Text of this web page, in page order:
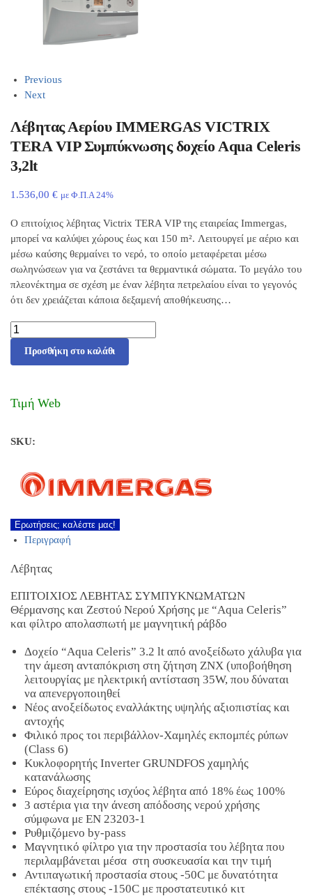
Previous
Next
Λέβητας Αερίου IMMERGAS VICTRIX
TERA VIP Συμπύκνωσης δοχείο Αqua Celeris
3,2lt
1.536,00 € με Φ.Π.Α 24%
Ο επιτοίχιος λέβητας Victrix TERA VIP της εταιρείας Immergas,
μπορεί να καλύψει χώρους έως και 150 m². Λειτουργεί με αέριο και
μέσω καύσης θερμαίνει το νερό, το οποίο μεταφέρεται μέσω
σωληνώσεων για να ζεστάνει τα θερμαντικά σώματα. Το μεγάλο του
πλεονέκτημα σε σχέση με έναν λέβητα πετρελαίου είναι το γεγονός
ότι δεν χρειάζεται κάποια δεξαμενή αποθήκευσης…
Προσθήκη στο καλάθι
Τιμή Web
SKU:
Ερωτήσεις; καλέστε μας!
Περιγραφή
Λέβητας
EΠΙΤΟΙΧΙΟΣ ΛΕΒΗΤΑΣ ΣΥΜΠΥΚΝΩΜΑΤΩΝ
Θέρμανσης και Ζεστού Νερού Χρήσης με “Aqua Celeris”
και φίλτρο απολασπωτή με μαγνητική ράβδο
Δοχείο “Aqua Celeris” 3.2 lt από ανοξείδωτο χάλυβα για
την άμεση ανταπόκριση στη ζήτηση ΖΝΧ (υποβοήθηση
λειτουργίας με ηλεκτρική αντίσταση 35W, που δύναται
να απενεργοποιηθεί
Νέος ανοξείδωτος εναλλάκτης υψηλής αξιοπιστίας και
αντοχής
Φιλικό προς τοι περιβάλλον-Χαμηλές εκπομπές ρύπων
(Class 6)
Κυκλοφορητής Inverter GRUNDFOS χαμηλής
κατανάλωσης
Eύρος διαχείρησης ισχύος λέβητα από 18% έως 100%
3 αστέρια για την άνεση απόδοσης νερού χρήσης
σύμφωνα με ΕΝ 23203-1
Ρυθμιζόμενο by-pass
Μαγνητικό φίλτρο για την προστασία του λέβητα που
περιλαμβάνεται μέσα στη συσκευασία και την τιμή
Αντιπαγωτική προστασία στους -50C με δυνατότητα
επέκτασης στους -150C με προστατευτικό κιτ